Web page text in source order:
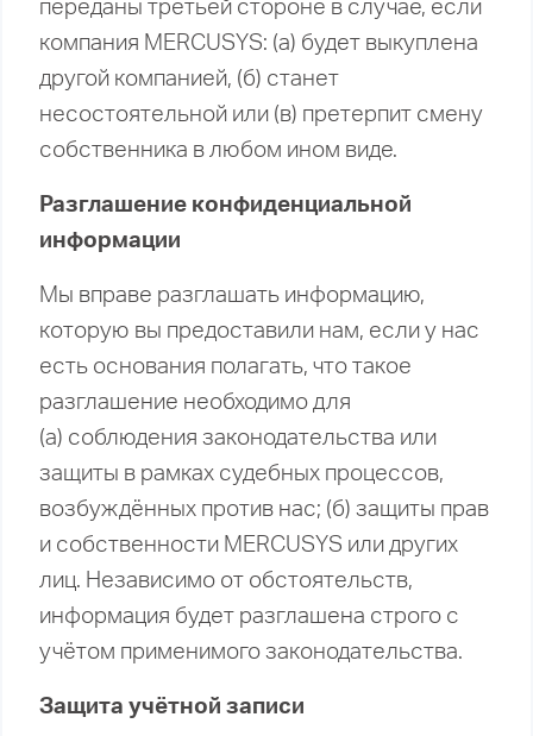
компания MERCUSYS: (а) будет выкуплена
другой компанией, (б) станет
несостоятельной или (в) претерпит смену
собственника в любом ином виде.
Разглашение конфиденциальной
информации
Мы вправе разглашать информацию,
которую вы предоставили нам, если у нас
есть основания полагать, что такое
разглашение необходимо для
(а) соблюдения законодательства или
защиты в рамках судебных процессов,
возбуждённых против нас; (б) защиты прав
и собственности MERCUSYS или других
лиц. Независимо от обстоятельств,
информация будет разглашена строго с
учётом применимого законодательства.
Защита учётной записи